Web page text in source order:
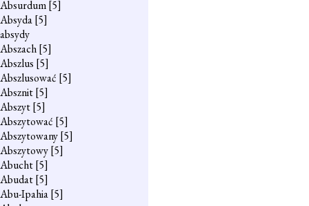
Absurdum[5]
Absyda[5]
absydy
Abszach[5]
Abszlus [5]
Abszlusować [5]
Absznit[5]
Abszyt[5]
Abszytować [5]
Abszytowany[5]
Abszytowy[5]
Abucht[5]
Abudat[5]
Abu-Ipahia[5]